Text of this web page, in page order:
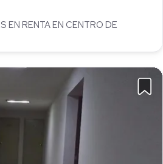
EN RENTA EN CENTRO DE